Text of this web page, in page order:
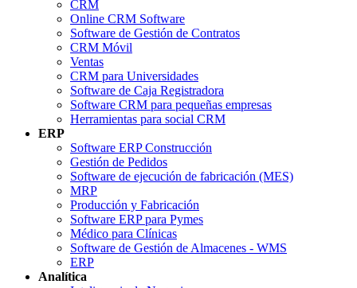
CRM
Online CRM Software
Software de Gestión de Contratos
CRM Móvil
Ventas
CRM para Universidades
Software de Caja Registradora
Software CRM para pequeñas empresas
Herramientas para social CRM
ERP
Software ERP Construcción
Gestión de Pedidos
Software de ejecución de fabricación (MES)
MRP
Producción y Fabricación
Software ERP para Pymes
Médico para Clínicas
Software de Gestión de Almacenes - WMS
ERP
Analítica